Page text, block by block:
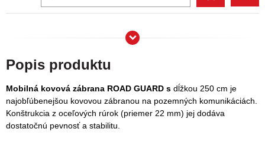
Popis produktu
Mobilná kovová zábrana ROAD GUARD s dĺžkou 250 cm je
najobľúbenejšou kovovou zábranou na pozemných komunikáciách.
Konštrukcia z oceľových rúrok (priemer 22 mm) jej dodáva
dostatočnú pevnosť a stabilitu.